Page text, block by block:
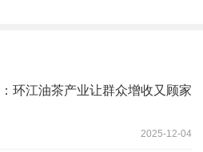
环江油茶产业让群众增收又顾家
2025-12-04